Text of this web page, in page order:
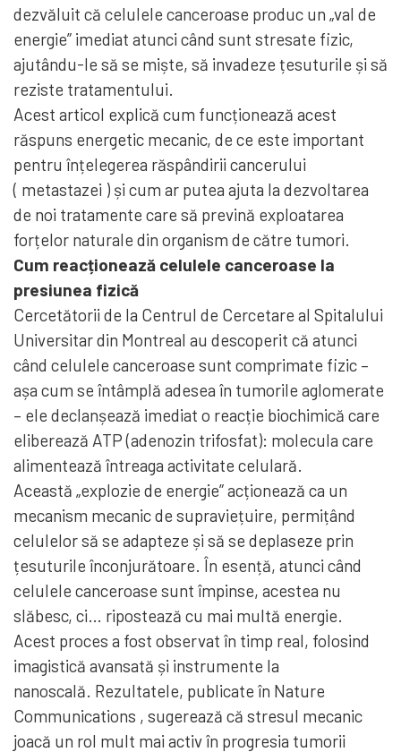
dezvăluit că celulele canceroase produc un „val de
energie” imediat atunci când sunt stresate fizic,
ajutându-le să se miște, să invadeze țesuturile și să
reziste tratamentului.
Acest articol explică cum funcționează acest
răspuns energetic mecanic, de ce este important
pentru înțelegerea răspândirii cancerului
( metastazei ) și cum ar putea ajuta la dezvoltarea
de noi tratamente care să prevină exploatarea
forțelor naturale din organism de către tumori.
Cum reacționează celulele canceroase la
presiunea fizică
Cercetătorii de la Centrul de Cercetare al Spitalului
Universitar din Montreal au descoperit că atunci
când celulele canceroase sunt comprimate fizic –
așa cum se întâmplă adesea în tumorile aglomerate
– ele declanșează imediat o reacție biochimică care
eliberează ATP (adenozin trifosfat): molecula care
alimentează întreaga activitate celulară.
Această „explozie de energie” acționează ca un
mecanism mecanic de supraviețuire, permițând
celulelor să se adapteze și să se deplaseze prin
țesuturile înconjurătoare. În esență, atunci când
celulele canceroase sunt împinse, acestea nu
slăbesc, ci… ripostează cu mai multă energie.
Acest proces a fost observat în timp real, folosind
imagistică avansată și instrumente la
nanoscală. Rezultatele, publicate în Nature
Communications , sugerează că stresul mecanic
joacă un rol mult mai activ în progresia tumorii